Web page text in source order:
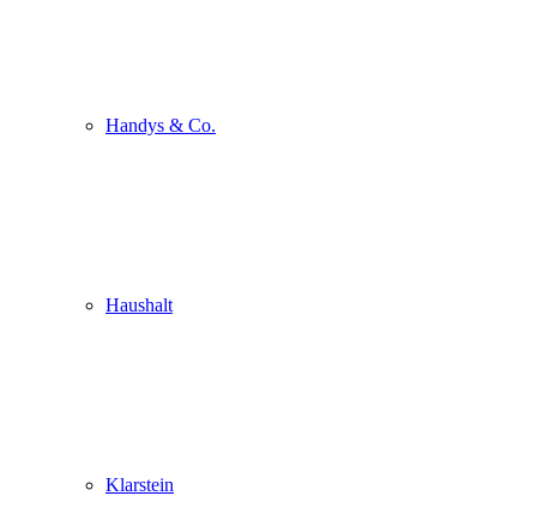
Handys & Co.
Haushalt
Klarstein